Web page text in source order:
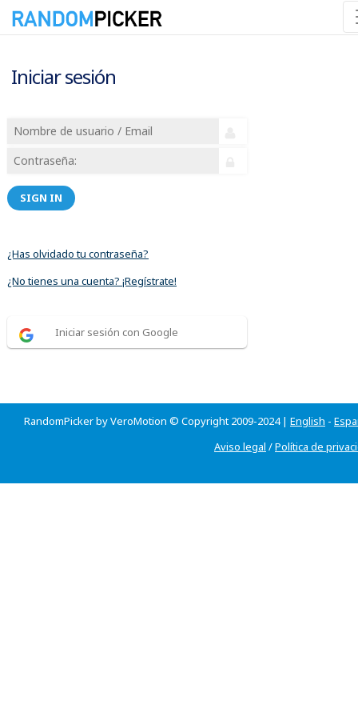
Iniciar sesión
SIGN IN
¿Has olvidado tu contraseña?
¿No tienes una cuenta? ¡Regístrate!
Iniciar sesión con Google
RandomPicker by VeroMotion © Copyright 2009-2024 | English -
Aviso legal /Política de